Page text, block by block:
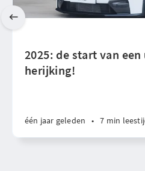
2025: de start van
herijking!
één jaar geleden • 7 min